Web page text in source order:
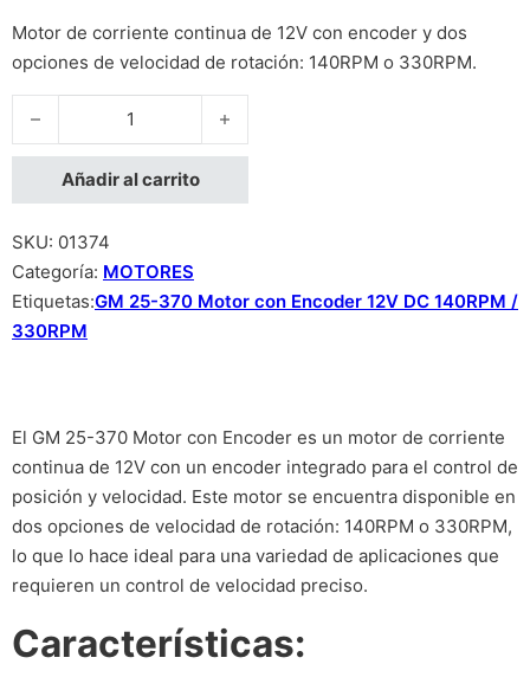
Motor de corriente continua de 12V con encoder y dos
opciones de velocidad de rotación: 140RPM o 330RPM.
GM 25-370 Motor con Encoder 12V DC 330RPM cantidad
Añadir al carrito
SKU: 01374
Categoría: MOTORES
Etiquetas:GM 25-370 Motor con Encoder 12V DC 140RPM /
330RPM
El GM 25-370 Motor con Encoder es un motor de corriente
continua de 12V con un encoder integrado para el control de
posición y velocidad. Este motor se encuentra disponible en
dos opciones de velocidad de rotación: 140RPM o 330RPM,
lo que lo hace ideal para una variedad de aplicaciones que
requieren un control de velocidad preciso.
Características: